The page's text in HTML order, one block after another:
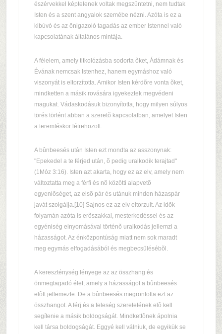
észérvekkel képtelenek voltak megszüntetni, nem tudtak
Isten és a szent angyalok szemébe nézni. Azóta is ez a
kibúvó és az önigazoló tagadás az ember Istennel való
kapcsolatának általános mintája.
A félelem, amely titkolózásba sodorta õket, Ádámnak és
Évának nemcsak Istenhez, hanem egymáshoz való
viszonyát is eltorzította. Amikor Isten kérdõre vonta õket,
mindketten a másik rovására igyekeztek megvédeni
magukat. Vádaskodásuk bizonyította, hogy milyen súlyos
törés történt abban a szeretõ kapcsolatban, amelyet Isten
a teremtéskor létrehozott.
A bûnbeesés után Isten ezt mondta az asszonynak:
"Epekedel a te férjed után, õ pedig uralkodik terajtad"
(1Móz 3:16). Isten azt akarta, hogy ez az elv, amely nem
változtatta meg a férfi és nõ közötti alapvetõ
egyenlõséget, az elsõ pár és utánuk minden házaspár
javát szolgálja.[10] Sajnos ez az elv eltorzult. Az idõk
folyamán azóta is erõszakkal, mesterkedéssel és az
egyéniség elnyomásával történõ uralkodás jellemzi a
házasságot. Az énközpontúság miatt nem sok maradt
meg egymás elfogadásából és megbecsülésébõl.
A kereszténység lényege az az összhang és
önmegtagadó élet, amely a házasságot a bûnbeesés
elõtt jellemezte. De a bûnbeesés megrontotta ezt az
összhangot. A férj és a feleség szeretetének elõ kell
segítenie a másik boldogságát. Mindkettõnek ápolnia
kell társa boldogságát. Eggyé kell válniuk, de egyikük se